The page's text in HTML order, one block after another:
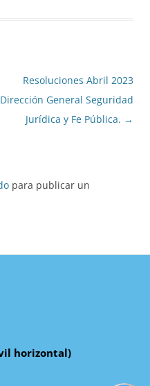
Resoluciones Abril 2023
Dirección General Seguridad
Jurídica y Fe Pública. →
para publicar un
horizontal)